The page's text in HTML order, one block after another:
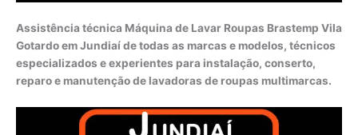
Assistência técnica Máquina de Lavar Roupas Brastemp Vila
Gotardo em Jundiaí de todas as marcas e modelos, técnicos
especializados e experientes para instalação, conserto,
reparo e manutenção de lavadoras de roupas multimarcas.